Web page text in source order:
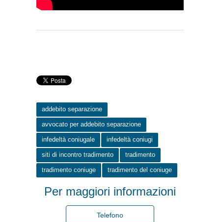
addebito separazione
avvocato per addebito separazione
infedeltà coniugale infedeltà coniugi
siti di incontro tradimento tradimento
tradimento coniuge tradimento del coniuge
Per maggiori informazioni
Telefono